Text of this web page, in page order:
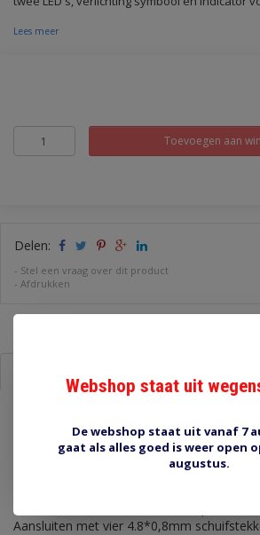
Lees meer
Toevoegen aan
Delen:
- Stel een vraag over dit product
- Afdrukken
schakelaar met accu symbool 12-24V
ronde schakelaar verlicht 12V/20A, 24V/
gat ongeveer 20 mm met een uitsparing
van de flens is 23 mm, klik ook op de
Aansluiten met vier 4.8*0,8mm
Webshop staat uit
De webshop staat uit vanaf 7
gaat als alles goed is weer open
augustus.